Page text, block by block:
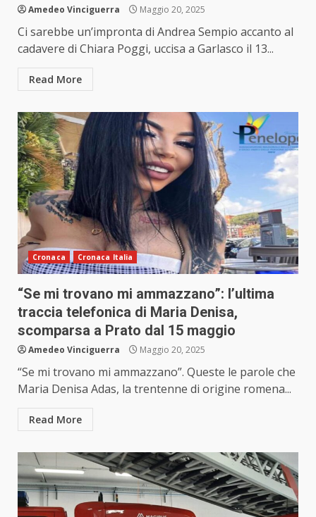
Amedeo Vinciguerra Maggio 20, 2025
Ci sarebbe un’impronta di Andrea Sempio accanto al
cadavere di Chiara Poggi, uccisa a Garlasco il 13...
Read More
Cronaca Cronaca Italia
“Se mi trovano mi ammazzano”: l’ultima
traccia telefonica di Maria Denisa,
scomparsa a Prato dal 15 maggio
Amedeo Vinciguerra Maggio 20, 2025
“Se mi trovano mi ammazzano”. Queste le parole che
Maria Denisa Adas, la trentenne di origine romena...
Read More